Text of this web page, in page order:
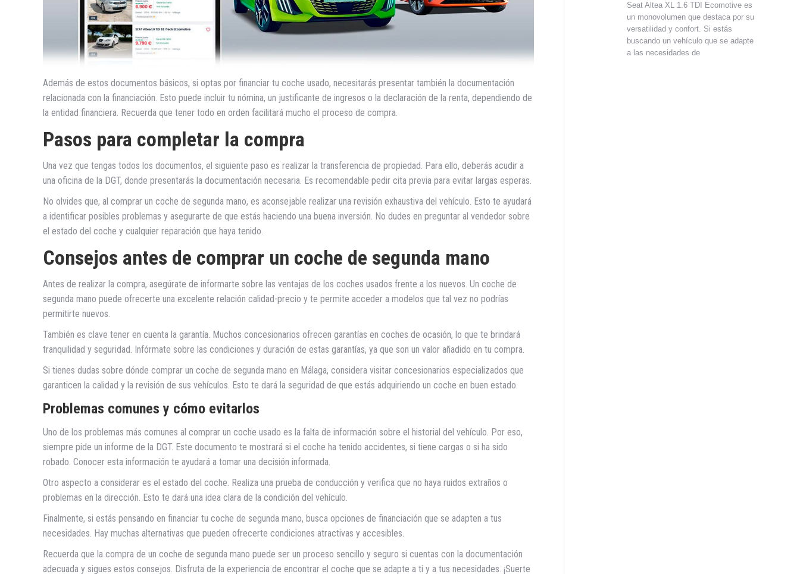
Además de estos documentos básicos, si optas por financiar tu coche usado, necesitarás presentar también la documentación
relacionada con la financiación. Esto puede incluir tu nómina, un justificante de ingresos o la declaración de la renta, dependiendo de
la entidad financiera. Recuerda que tener todo en orden facilitará mucho el proceso de compra.
Pasos para completar la compra
Una vez que tengas todos los documentos, el siguiente paso es realizar la transferencia de propiedad. Para ello, deberás acudir a
una oficina de la DGT, donde presentarás la documentación necesaria. Es recomendable pedir cita previa para evitar largas esperas.
No olvides que, al comprar un coche de segunda mano, es aconsejable realizar una revisión exhaustiva del vehículo. Esto te ayudará
a identificar posibles problemas y asegurarte de que estás haciendo una buena inversión. No dudes en preguntar al vendedor sobre
el estado del coche y cualquier reparación que haya tenido.
Consejos antes de comprar un coche de segunda mano
Antes de realizar la compra, asegúrate de informarte sobre las ventajas de los coches usados frente a los nuevos. Un coche de
segunda mano puede ofrecerte una excelente relación calidad-precio y te permite acceder a modelos que tal vez no podrías
permitirte nuevos.
También es clave tener en cuenta la garantía. Muchos concesionarios ofrecen garantías en coches de ocasión, lo que te brindará
tranquilidad y seguridad. Infórmate sobre las condiciones y duración de estas garantías, ya que son un valor añadido en tu compra.
Si tienes dudas sobre dónde comprar un coche de segunda mano en Málaga, considera visitar concesionarios especializados que
garanticen la calidad y la revisión de sus vehículos. Esto te dará la seguridad de que estás adquiriendo un coche en buen estado.
Problemas comunes y cómo evitarlos
Uno de los problemas más comunes al comprar un coche usado es la falta de información sobre el historial del vehículo. Por eso,
siempre pide un informe de la DGT. Este documento te mostrará si el coche ha tenido accidentes, si tiene cargas o si ha sido
robado. Conocer esta información te ayudará a tomar una decisión informada.
Otro aspecto a considerar es el estado del coche. Realiza una prueba de conducción y verifica que no haya ruidos extraños o
problemas en la dirección. Esto te dará una idea clara de la condición del vehículo.
Finalmente, si estás pensando en financiar tu coche de segunda mano, busca opciones de financiación que se adapten a tus
necesidades. Hay muchas alternativas que pueden ofrecerte condiciones atractivas y accesibles.
Recuerda que la compra de un coche de segunda mano puede ser un proceso sencillo y seguro si cuentas con la documentación
adecuada y sigues estos consejos. Disfruta de la experiencia de encontrar el coche que se adapte a ti y a tus necesidades. ¡Suerte
Seat Altea XL 1.6 TDI Ecomotive es
un monovolumen que destaca por su
versatilidad y confort. Si estás
buscando un vehículo que se adapte
a las necesidades de